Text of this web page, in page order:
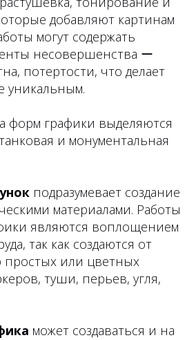
добавляют картинам
могут содержать
несовершенства ー
потертости, что делает
уникальным.
форм графики выделяются
и монументальная
подразумевает создание
материалами. Работы
являются воплощением
так как создаются от
или цветных
туши, перьев, угля,
может создаваться и на